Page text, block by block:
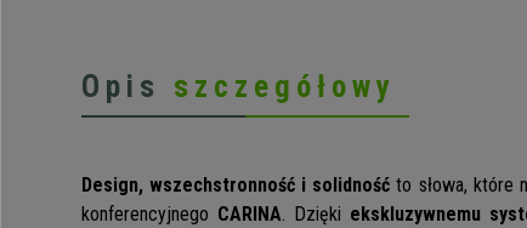
Opis szczegółowy
Design, wszechstronność i solidność to słowa, które
konferencyjnego CARINA. Dzięki ekskluzywnemu